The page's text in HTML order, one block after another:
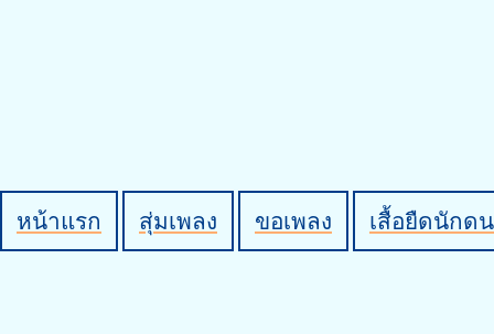
หน้าแรก สุ่มเพลง ขอเพลง เสื้อยืดนักด